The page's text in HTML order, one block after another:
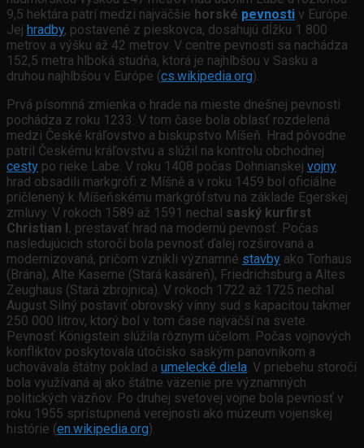
9,5 hektára patrí medzi najväčšie horské pevnosti v Európe.
Jej hradby, postavené z pieskovca, dosahujú dĺžku 1 800
metrov a výšku až 42 metrov. V centre pevnosti sa nachádza
152,5 metra hlboká studňa, ktorá je najhlbšou v Sasku a
druhou najhlbšou v Európe (cs.wikipedia.org).
Prvá písomná zmienka o hrade na mieste dnešnej pevnosti
pochádza z roku 1233. V tom čase bola oblasť rozdelená
medzi České kráľovstvo a biskupstvo Míšeň. Hrad pôvodne
patril Českému kráľovstvu a slúžil na kontrolu obchodnej
cesty po rieke Labe. V roku 1408 počas Dohnianskej vojny
hrad obsadili markgrófi z Míšně a v roku 1459 bol oficiálne
pričlenený k Míšeňskému markgrófstvu na základe Egerskej
zmluvy. V rokoch 1589 až 1591 nechal saský kurfirst
Christian I. prestavať hrad na modernú pevnosť. Počas
nasledujúcich storočí bola pevnosť ďalej rozširovaná a
modernizovaná, pričom vznikli významné stavby ako Torhaus
(Brána), Alte Kaserne (Stará kasáreň), Friedrichsburg a Altes
Zeughaus (Stará zbrojnica). V rokoch 1722 až 1725 nechal
August Silný postaviť obrovský vínny sud s kapacitou takmer
250 000 litrov, ktorý bol v tom čase najväčší na svete.
Pevnosť Königstein slúžila rôznym účelom. Počas vojnových
konfliktov poskytovala útočisko saským panovníkom a
uchovávala štátny poklad a umelecké diela. V priebehu storočí
bola využívaná aj ako štátne väzenie pre významných
politických väzňov. Po druhej svetovej vojne bola pevnosť v
roku 1955 sprístupnená verejnosti ako múzeum vojenskej
histórie (en.wikipedia.org).